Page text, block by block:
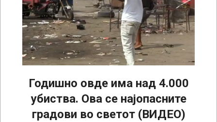
Годишно овде има над 4.000
убиства. Ова се најопасните
градови во светот (ВИДЕО)